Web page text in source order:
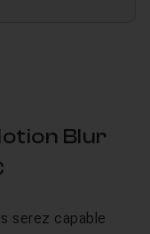
Blur
serez capable